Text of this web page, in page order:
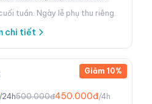
tuần. Ngày lễ phụ thu riêng.
chi tiết
Giảm 10%
/24h500.000đ450.000đ/4h